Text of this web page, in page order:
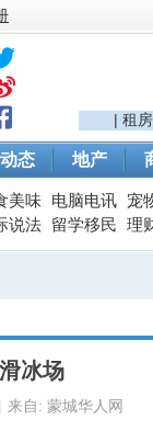
| 租房
态 地产
美味 电脑电讯 宠
说法 留学移民 理
冰场
来自: 蒙城华人网